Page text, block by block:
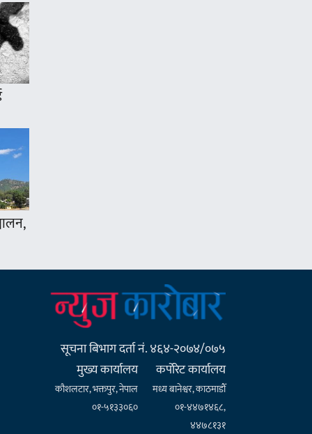
सूचना बिभाग दर्ता नं. ४६४-२०७४/०७५
मुख्य कार्यालय
कौशलटार, भक्तपुर, नेपाल
०१-५१३३०६०
कर्पाेरेट कार्यालय
मध्य बानेश्वर, काठमाडौँ
०१-४४७१४६८,
४४७८१३१